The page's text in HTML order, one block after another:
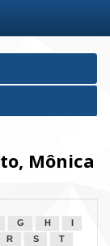
Mônica
G H
R S
T